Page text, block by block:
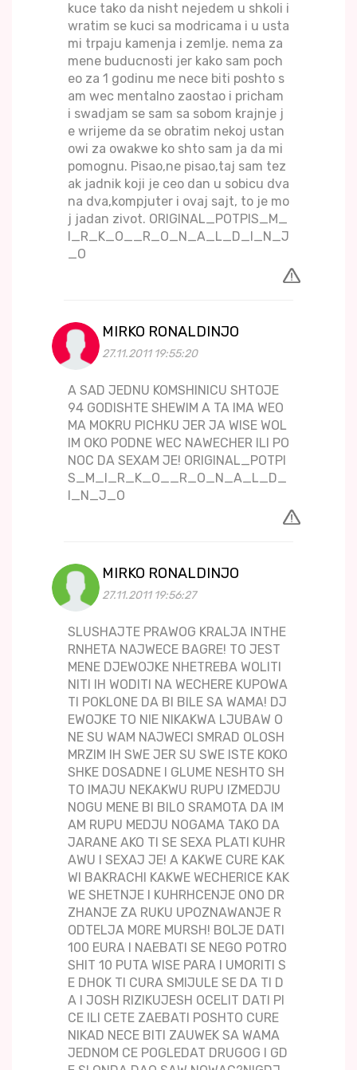
kuce tako da nisht nejedem u shkoli i
wratim se kuci sa modricama i u usta
mi trpaju kamenja i zemlje. nema za
mene buducnosti jer kako sam poch
eo za 1 godinu me nece biti poshto s
am wec mentalno zaostao i pricham
i swadjam se sam sa sobom krajnje j
e wrijeme da se obratim nekoj ustan
owi za owakwe ko shto sam ja da mi
pomognu. Pisao,ne pisao,taj sam tez
ak jadnik koji je ceo dan u sobicu dva
na dva,kompjuter i ovaj sajt, to je mo
j jadan zivot. ORIGINAL_POTPIS_M_
I_R_K_O__R_O_N_A_L_D_I_N_J
_O
MIRKO RONALDINJO
27.11.2011 19:55:20
A SAD JEDNU KOMSHINICU SHTOJE
94 GODISHTE SHEWIM A TA IMA WEO
MA MOKRU PICHKU JER JA WISE WOL
IM OKO PODNE WEC NAWECHER ILI PO
NOC DA SEXAM JE! ORIGINAL_POTPI
S_M_I_R_K_O__R_O_N_A_L_D_
I_N_J_O
MIRKO RONALDINJO
27.11.2011 19:56:27
SLUSHAJTE PRAWOG KRALJA INTHE
RNHETA NAJWECE BAGRE! TO JEST
MENE DJEWOJKE NHETREBA WOLITI
NITI IH WODITI NA WECHERE KUPOWA
TI POKLONE DA BI BILE SA WAMA! DJ
EWOJKE TO NIE NIKAKWA LJUBAW O
NE SU WAM NAJWECI SMRAD OLOSH
MRZIM IH SWE JER SU SWE ISTE KOKO
SHKE DOSADNE I GLUME NESHTO SH
TO IMAJU NEKAKWU RUPU IZMEDJU
NOGU MENE BI BILO SRAMOTA DA IM
AM RUPU MEDJU NOGAMA TAKO DA
JARANE AKO TI SE SEXA PLATI KUHR
AWU I SEXAJ JE! A KAKWE CURE KAK
WI BAKRACHI KAKWE WECHERICE KAK
WE SHETNJE I KUHRHCENJE ONO DR
ZHANJE ZA RUKU UPOZNAWANJE R
ODTELJA MORE MURSH! BOLJE DATI
100 EURA I NAEBATI SE NEGO POTRO
SHIT 10 PUTA WISE PARA I UMORITI S
E DHOK TI CURA SMIJULE SE DA TI D
A I JOSH RIZIKUJESH OCELIT DATI PI
CE ILI CETE ZAEBATI POSHTO CURE
NIKAD NECE BITI ZAUWEK SA WAMA
JEDNOM CE POGLEDAT DRUGOG I GD